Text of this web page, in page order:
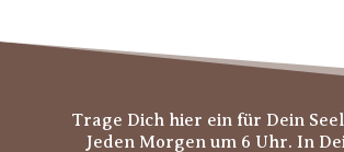
Trage Dich hier ein für Dein
Jeden Morgen um 6 Uhr. In